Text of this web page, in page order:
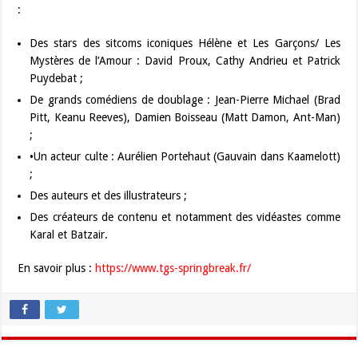
:
Des stars des sitcoms iconiques Hélène et Les Garçons/ Les
Mystères de l’Amour : David Proux, Cathy Andrieu et Patrick
Puydebat ;
De grands comédiens de doublage : Jean-Pierre Michael (Brad
Pitt, Keanu Reeves), Damien Boisseau (Matt Damon, Ant-Man)
;
•Un acteur culte : Aurélien Portehaut (Gauvain dans Kaamelott)
;
Des auteurs et des illustrateurs ;
Des créateurs de contenu et notamment des vidéastes comme
Karal et Batzair.
En savoir plus : https://www.tgs-springbreak.fr/